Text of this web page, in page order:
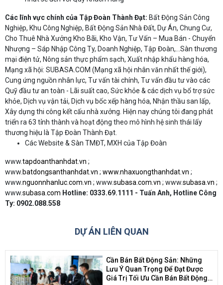
Các lĩnh vực chính của Tập Đoàn Thành Đạt: Bất Động Sản Công
Nghiệp, Khu Công Nghiệp, Bất Động Sản Nhà Đất, Dự Án, Chung Cư,
Cho Thuê Nhà Xưởng Kho Bãi, Kho Vận, Tư Vấn – Mua Bán - Chuyển
Nhượng – Sáp Nhập Công Ty, Doanh Nghiệp, Tập Đoàn,…Sàn thương
mại điện tử, Nông sản thực phẩm sạch, Xuất nhập khẩu hàng hóa,
Mạng xã hội: SUBASA.COM (Mạng xã hội nhân văn nhất thế giới),
Cung ứng nguồn nhân lực, Tư vấn tài chính, Tư vấn đầu tư vào các
Quỹ đầu tư an toàn - Lãi suất cao, Sức khỏe & các dịch vụ bổ trợ sức
khỏe, Dịch vụ vận tải, Dịch vụ bốc xếp hàng hóa, Nhận thầu san lấp,
Xây dựng thi công kết cấu nhà xưởng. Hiện nay chúng tôi đang phát
triển ra 63 tỉnh thành và hoạt động theo mô hình hệ sinh thái lấy
thương hiệu là Tập Đoàn Thành Đạt.
Các Website & Sàn TMĐT, MXH của Tập Đoàn
www.tapdoanthanhdat.vn ;
www. batdongsanthanhdat.vn ; www.nhaxuongthanhdat.vn ;
www.nguonnhanluc.com.vn ; www.subasa.com.vn ; www.subasa.vn ;
www.subasa.com Hotline: 0333.69.1111 - Tuấn Anh, Hotline Công
Ty: 0902.088.558
DỰ ÁN LIÊN QUAN
Cần Bán Bất Động Sản: Những
Lưu Ý Quan Trọng Để Đạt Được
Giá Trị Tối Ưu Cần Bán Bất Động